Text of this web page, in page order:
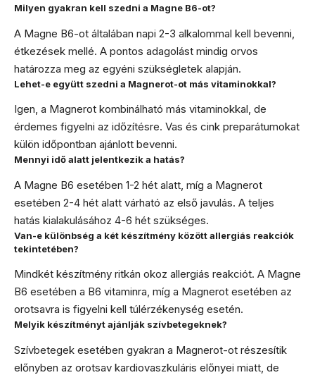
Milyen gyakran kell szedni a Magne B6-ot?
A Magne B6-ot általában napi 2-3 alkalommal kell bevenni,
étkezések mellé. A pontos adagolást mindig orvos
határozza meg az egyéni szükségletek alapján.
Lehet-e együtt szedni a Magnerot-ot más vitaminokkal?
Igen, a Magnerot kombinálható más vitaminokkal, de
érdemes figyelni az időzítésre. Vas és cink preparátumokat
külön időpontban ajánlott bevenni.
Mennyi idő alatt jelentkezik a hatás?
A Magne B6 esetében 1-2 hét alatt, míg a Magnerot
esetében 2-4 hét alatt várható az első javulás. A teljes
hatás kialakulásához 4-6 hét szükséges.
Van-e különbség a két készítmény között allergiás reakciók
tekintetében?
Mindkét készítmény ritkán okoz allergiás reakciót. A Magne
B6 esetében a B6 vitaminra, míg a Magnerot esetében az
orotsavra is figyelni kell túlérzékenység esetén.
Melyik készítményt ajánlják szívbetegeknek?
Szívbetegek esetében gyakran a Magnerot-ot részesítik
előnyben az orotsav kardiovaszkuláris előnyei miatt, de